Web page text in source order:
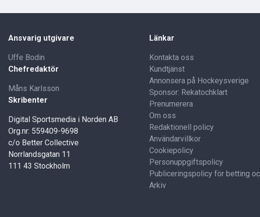
Ansvarig utgivare
Uffe Bodin
Chefredaktör
Måns Karlsson
Skribenter
Digital Sportsmedia i Norden AB
Org.nr: 559409-9698
c/o Better Collective
Norrlandsgatan 11
111 43 Stockholm
Länkar
Kontakta oss
Kundtjänst
Annonsera på Hockeysverige
Sponsor: Rekatochklart
Prenumerera
Om oss
Redaktionell policy
Användarvillkor
Cookiepolicy
Personuppgiftspolicy
Publiceringspolicy för betting
Arkiv